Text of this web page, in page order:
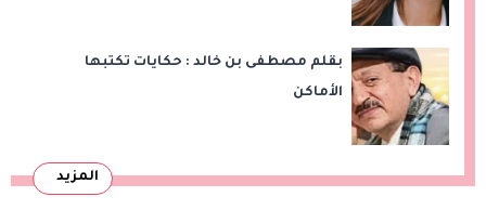
بقلم مصطفى بن خالد : حكايات تكتبها
الأماكن
المزيد